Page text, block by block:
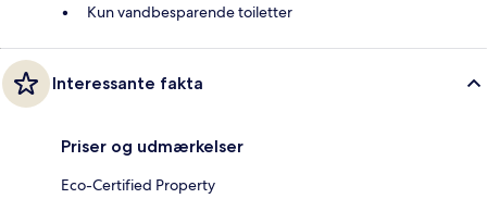
Kun vandbesparende toiletter
Interessante fakta
Priser og udmærkelser
Eco-Certified Property